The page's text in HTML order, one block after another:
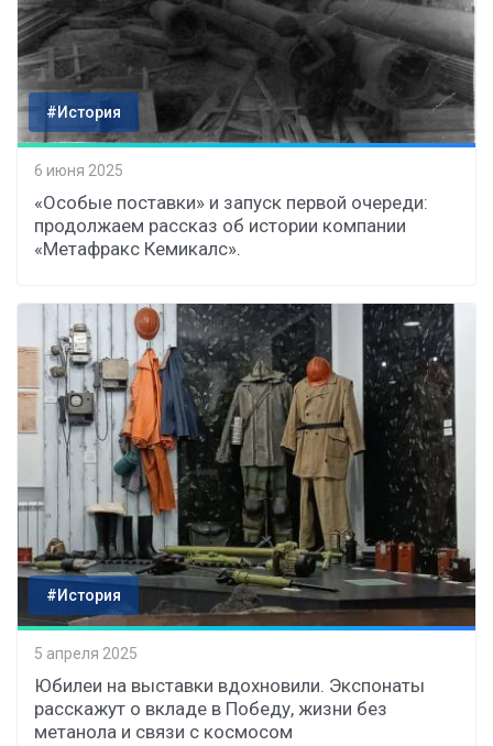
#История
6 июня 2025
«Особые поставки» и запуск первой очереди:
продолжаем рассказ об истории компании
«Метафракс Кемикалс».
#История
5 апреля 2025
Юбилеи на выставки вдохновили. Экспонаты
расскажут о вкладе в Победу, жизни без
метанола и связи с космосом